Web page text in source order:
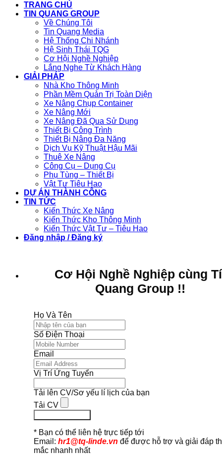
TRANG CHỦ
TIN QUANG GROUP
Về Chúng Tôi
Tin Quang Media
Hệ Thống Chi Nhánh
Hệ Sinh Thái TQG
Cơ Hội Nghề Nghiệp
Lắng Nghe Từ Khách Hàng
GIẢI PHÁP
Nhà Kho Thông Minh
Phần Mềm Quản Trị Toàn Diện
Xe Nâng Chụp Container
Xe Nâng Mới
Xe Nâng Đã Qua Sử Dụng
Thiết Bị Công Trình
Thiết Bị Nâng Đa Năng
Dịch Vụ Kỹ Thuật Hậu Mãi
Thuê Xe Nâng
Công Cụ – Dụng Cụ
Phụ Tùng – Thiết Bị
Vật Tư Tiêu Hao
DỰ ÁN THÀNH CÔNG
TIN TỨC
Kiến Thức Xe Nâng
Kiến Thức Kho Thông Minh
Kiến Thức Vật Tư – Tiêu Hao
Đăng nhập / Đăng ký
Cơ Hội Nghề Nghiệp cùng
Quang Group !!
Họ Và Tên
Số Điện Thoại
Email
Vị Trí Ứng Tuyển
Tải lên CV/Sơ yếu lí lịch của bạn
Tải CV
* Bạn có thể liên hệ trực tiếp tới
Email: hr1@tq-linde.vn để được hỗ trợ và giải đáp
mắc nhanh nhất